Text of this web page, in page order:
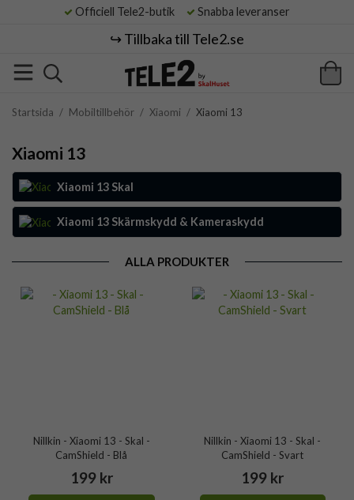
Officiell Tele2-butik Snabba leveranser
↪️ Tillbaka till Tele2.se
Startsida / Mobiltillbehör / Xiaomi / Xiaomi 13
Xiaomi 13
Xiaomi 13 Skal
Xiaomi 13 Skärmskydd & Kameraskydd
ALLA PRODUKTER
Nillkin - Xiaomi 13 - Skal -
CamShield - Blå
199 kr
Nillkin - Xiaomi 13 - Skal -
CamShield - Svart
199 kr